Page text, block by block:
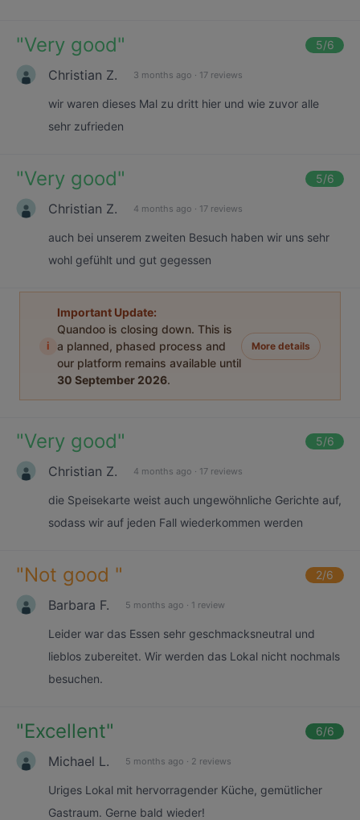
"Very good" 5/6
Christian Z. 3 months ago · 17 reviews
wir waren dieses Mal zu dritt hier und wie zuvor alle
sehr zufrieden
"Very good" 5/6
Christian Z. 4 months ago · 17 reviews
auch bei unserem zweiten Besuch haben wir uns sehr
wohl gefühlt und gut gegessen
i
Important Update:
Quandoo is closing down. This is
a planned, phased process and
our platform remains available until
30 September 2026.
More details
"Very good" 5/6
Christian Z. 4 months ago · 17 reviews
die Speisekarte weist auch ungewöhnliche Gerichte auf,
sodass wir auf jeden Fall wiederkommen werden
"Not good " 2/6
Barbara F. 5 months ago · 1 review
Leider war das Essen sehr geschmacksneutral und
lieblos zubereitet. Wir werden das Lokal nicht nochmals
besuchen.
"Excellent" 6/6
Michael L. 5 months ago · 2 reviews
Uriges Lokal mit hervorragender Küche, gemütlicher
Gastraum. Gerne bald wieder!